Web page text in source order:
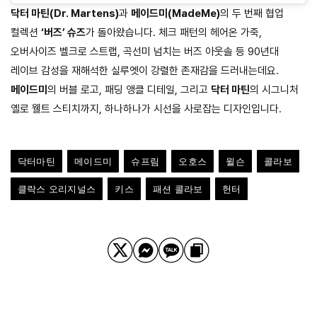
닥터 마틴(Dr. Martens)과 메이드미(MadeMe)의 두 번째 협업
컬렉션 ‘버즈’ 슈즈가 돌아왔습니다. 체크 패턴의 헤어온 가죽,
오버사이즈 벨크로 스트랩, 곡선미 넘치는 버즈 아웃솔 등 90년대
레이브 감성을 재해석한 실루엣이 강렬한 존재감을 드러내는데요.
메이드미 의 버블 로고, 패딩 앵클 디테일, 그리고 닥터 마틴의 시그니처
옐로 웰트 스티치까지, 하나하나가 시선을 사로잡는 디자인입니다.
닥터마틴 메이드미 슈프림 오호스 윌슨 콜라보
클락스 오리지널스 키스 패션 콜라보 헌터